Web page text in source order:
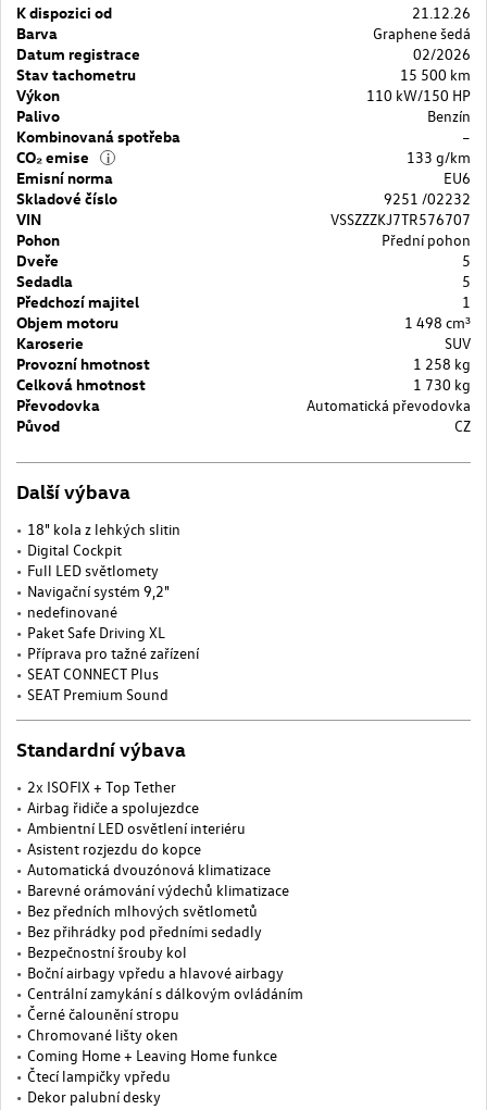
K dispozici od
21.12.26
Barva
Graphene šedá
Datum registrace
02/2026
Stav tachometru
15 500 km
Výkon
110 kW/150 HP
Palivo
Benzín
Kombinovaná spotřeba
–
CO₂ emise
i
133 g/km
Emisní norma
EU6
Skladové číslo
9251 /02232
VIN
VSSZZZKJ7TR576707
Pohon
Přední pohon
Dveře
5
Sedadla
5
Předchozí majitel
1
Objem motoru
1 498 cm³
Karoserie
SUV
Provozní hmotnost
1 258 kg
Celková hmotnost
1 730 kg
Převodovka
Automatická převodovka
Původ
CZ
Další výbava
18" kola z lehkých slitin
Digital Cockpit
Full LED světlomety
Navigační systém 9,2"
nedefinované
Paket Safe Driving XL
Příprava pro tažné zařízení
SEAT CONNECT Plus
SEAT Premium Sound
Standardní výbava
2x ISOFIX + Top Tether
Airbag řidiče a spolujezdce
Ambientní LED osvětlení interiéru
Asistent rozjezdu do kopce
Automatická dvouzónová klimatizace
Barevné orámování výdechů klimatizace
Bez předních mlhových světlometů
Bez přihrádky pod předními sedadly
Bezpečnostní šrouby kol
Boční airbagy vpředu a hlavové airbagy
Centrální zamykání s dálkovým ovládáním
Černé čalounění stropu
Chromované lišty oken
Coming Home + Leaving Home funkce
Čtecí lampičky vpředu
Dekor palubní desky